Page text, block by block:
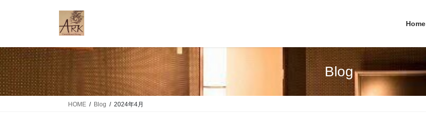
ツ
に
移
動
シ
ョ
ン
に
Home
Blog
HOME Blog 2024年4月